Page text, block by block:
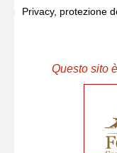
Privacy, protezione
Questo sito